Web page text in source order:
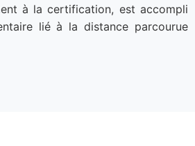
à la certification, est accompli
lié à la distance parcourue